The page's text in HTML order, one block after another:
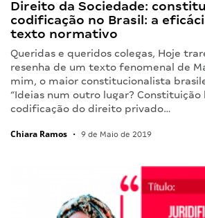
Direito da Sociedade:
codificação no Brasil: a
texto normativo
Queridas e queridos colegas, Hoje
resenha de um texto fenomenal de
mim, o maior constitucionalista
“Ideias num outro lugar? Constituição
codificação do direito privado…
Chiara Ramos • 9 de Maio de 2019